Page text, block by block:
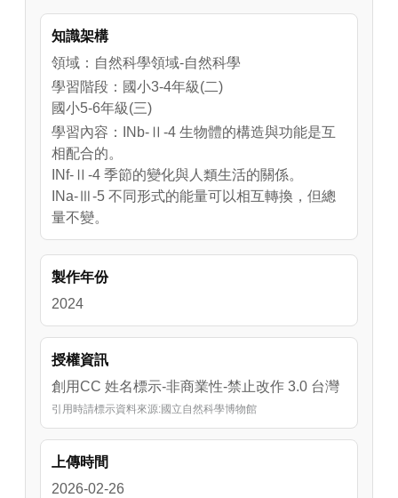
知識架構
領域：自然科學領域-自然科學
學習階段：國小3-4年級(二)
國小5-6年級(三)
學習內容：INb-Ⅱ-4 生物體的構造與功能是互
相配合的。
INf-Ⅱ-4 季節的變化與人類生活的關係。
INa-Ⅲ-5 不同形式的能量可以相互轉換，但總
量不變。
製作年份
2024
授權資訊
創用CC 姓名標示-非商業性-禁止改作 3.0 台灣
引用時請標示資料來源:國立自然科學博物館
上傳時間
2026-02-26